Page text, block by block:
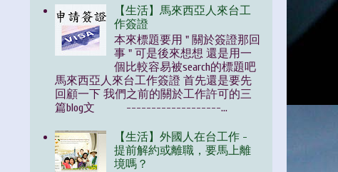
【生活】馬來西亞人來台工
作簽證
本來標題要用 " 關於簽證那回
事 " 可是後來想想 還是用一
個比較容易被search的標題吧
馬來西亞人來台工作簽證 首先還是要先
回顧一下 我們之前的關於工作許可的三
篇blog文 -------------------...
【生活】外國人在台工作 -
提前解約或離職，要馬上離
境嗎？